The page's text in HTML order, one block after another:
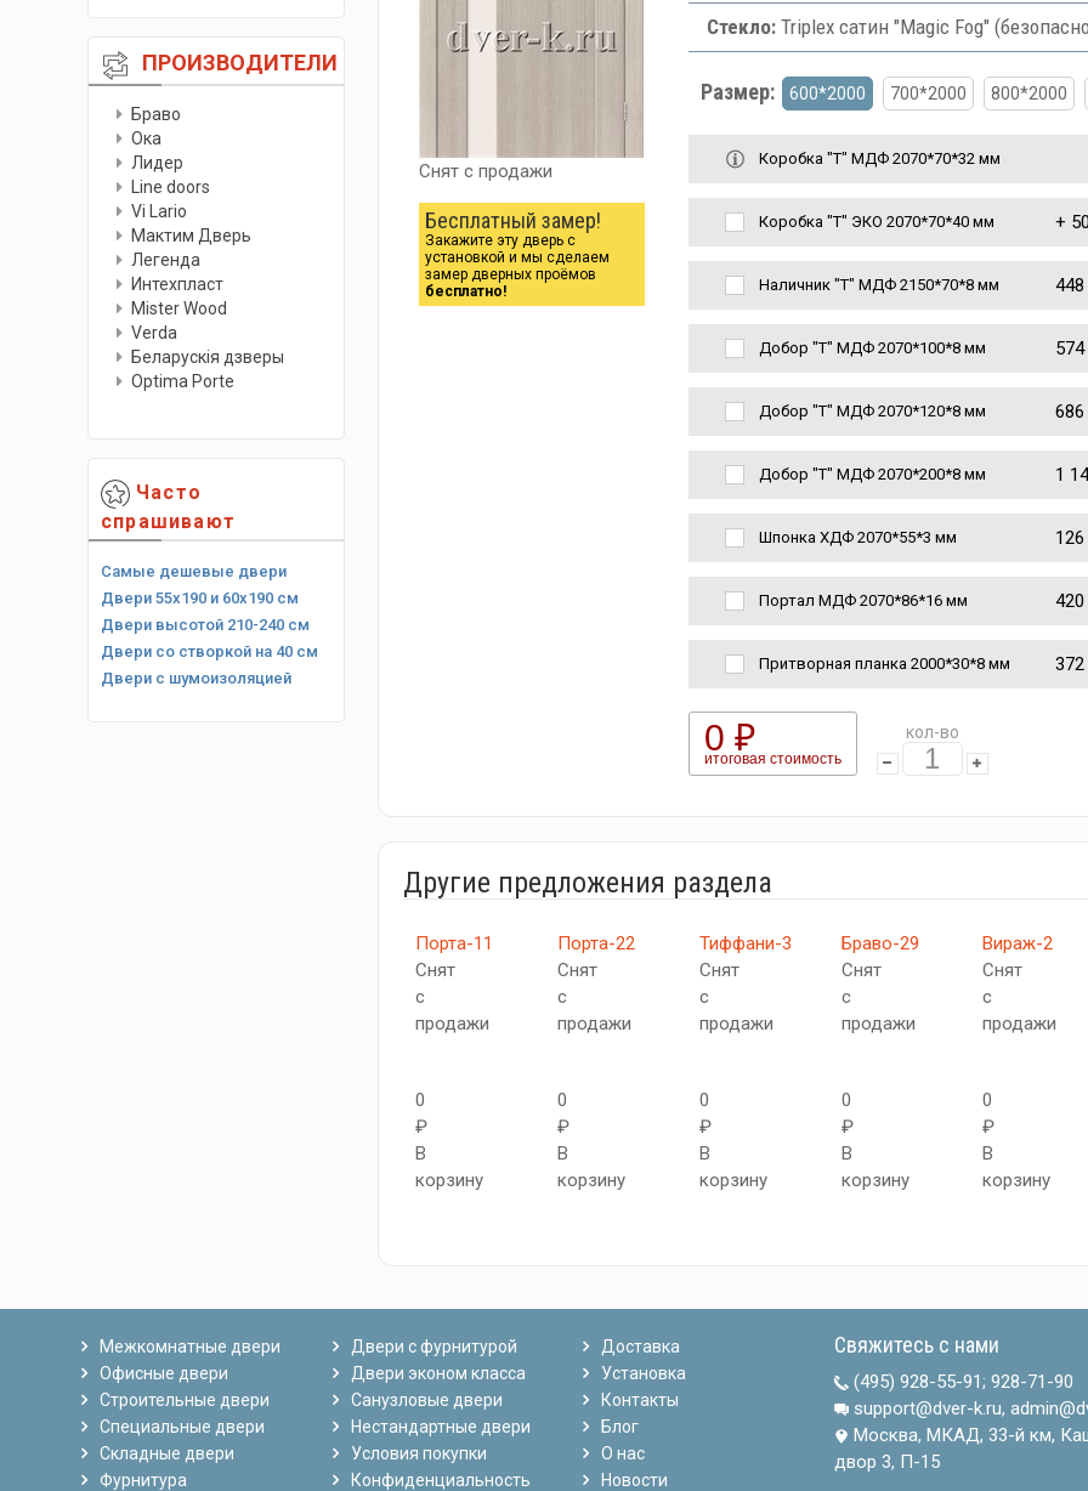
ПРОИЗВОДИТЕЛИ
Браво
Ока
Лидер
Line doors
Vi Lario
Мактим Дверь
Легенда
Интехпласт
Мister Wood
Verda
Беларускiя дзверы
Optima Porte
Часто
спрашивают
Самые дешевые двери
Двери 55х190 и 60х190 см
Двери высотой 210-240 см
Двери со створкой на 40 см
Двери с шумоизоляцией
Снят с продажи
Бесплатный замер!
Закажите эту дверь с
установкой и мы сделаем
замер дверных проёмов
бесплатно!
Стекло:Triplex сатин "Magic Fog"
Размер: 600*2000 700*2000 800*2000
Коробка "Т" МДФ 2070*70*32 мм
Коробка "Т" ЭКО 2070*70*40 мм +
Наличник "Т" МДФ 2150*70*8 мм
Добор "Т" МДФ 2070*100*8 мм
Добор "Т" МДФ 2070*120*8 мм
Добор "Т" МДФ 2070*200*8 мм 1
Шпонка ХДФ 2070*55*3 мм
Портал МДФ 2070*86*16 мм
Притворная планка 2000*30*8 мм
0 ₽
итоговая стоимость
кол-во
Другие предложения раздела
Порта-11
Снят
с
продажи
0
₽
В
корзину
Порта-22
Снят
с
продажи
0
₽
В
корзину
Тиффани-3
Снят
с
продажи
0
₽
В
корзину
Браво-29
Снят
с
продажи
0
₽
В
корзину
Вираж-2
Снят
с
продажи
0
₽
В
корзину
Межкомнатные двери
Офисные двери
Строительные двери
Специальные двери
Складные двери
Фурнитура
Двери с фурнитурой
Двери эконом класса
Санузловые двери
Нестандартные двери
Условия покупки
Конфиденциальность
Доставка
Установка
Контакты
Блог
О нас
Новости
Свяжитесь с нами
(495) 928-55-91; 928-71-90
support@dver-k.ru,
Москва, МКАД, 33-й км,
двор 3, П-15